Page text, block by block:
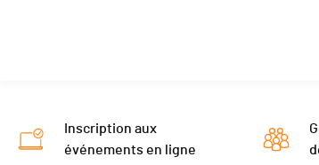
Inscription aux
événements en ligne